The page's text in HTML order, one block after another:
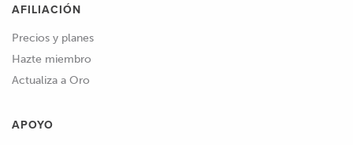
AFILIACIÓN
Precios y planes
Hazte miembro
Actualiza a Oro
APOYO